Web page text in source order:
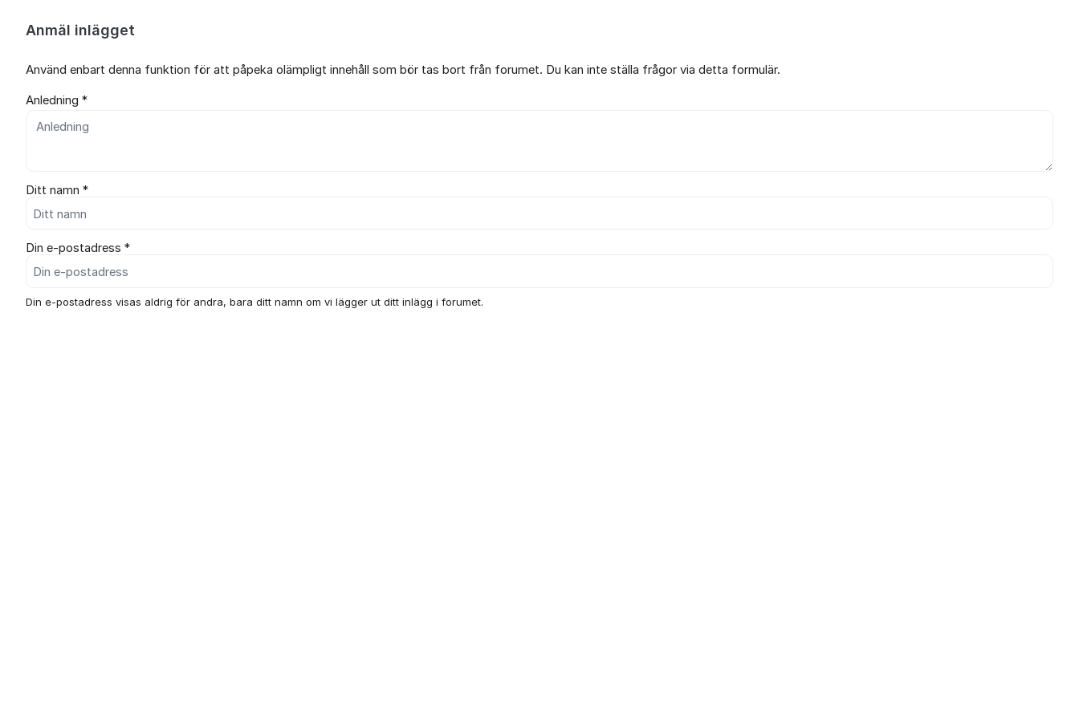
Anmäl inlägget
Använd enbart denna funktion för att påpeka olämpligt innehåll som bör tas bort från forumet. Du kan inte ställa frågor via detta formulär.
Anledning *
Ditt namn *
Din e-postadress *
Din e-postadress visas aldrig för andra, bara ditt namn om vi lägger ut ditt inlägg i forumet.